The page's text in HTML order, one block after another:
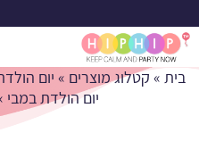
שקיות
בית » קטלוג מוצרים » יום
יום הולדת במבי